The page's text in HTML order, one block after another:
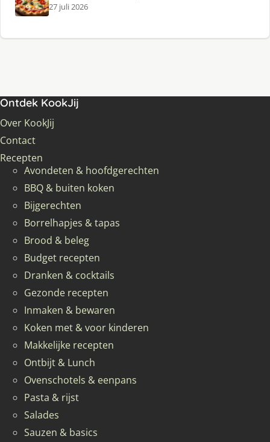
27 juli 2026
Ontdek KookJij
Over KookJij
Contact
Recepten
Avondeten & hoofdgerechten
BBQ & buiten koken
Bijgerechten
Borrelhapjes & tapas
Brood & beleg
Budget recepten
Dranken & cocktails
Gezonde recepten
Inmaken & bewaren
Koken met & voor kinderen
Makkelijke recepten
Ontbijt & Lunch
Ovenschotels & eenpans
Pasta & rijst
Salades
Sauzen & basics